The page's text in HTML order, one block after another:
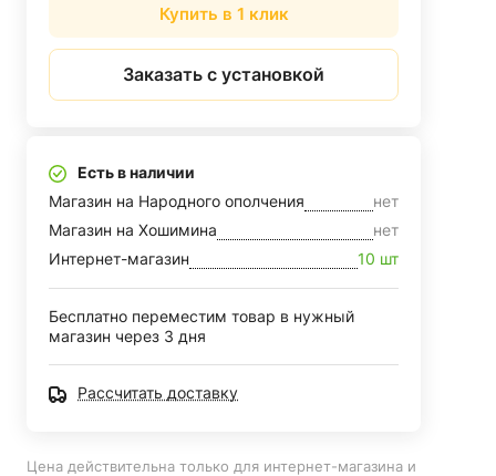
Купить в 1 клик
Заказать с установкой
Есть в наличии
Магазин на Народного ополчения
нет
Магазин на Хошимина
нет
Интернет-магазин
10 шт
Бесплатно переместим товар в нужный
магазин через 3 дня
Рассчитать доставку
Цена действительна только для интернет-магазина и